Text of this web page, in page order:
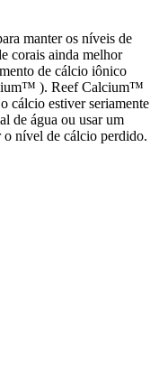
manter os níveis de
corais ainda melhor
de cálcio iônico
). Reef Calcium™
cálcio estiver seriamente
de água ou usar um
o nível de cálcio perdido.